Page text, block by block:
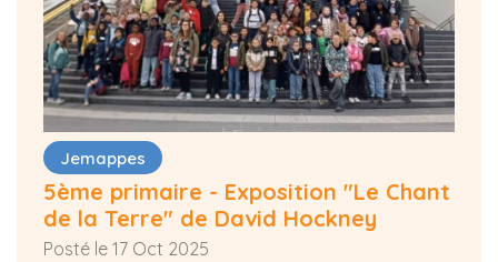
Jemappes
5ème primaire - Exposition "Le Chant
de la Terre" de David Hockney
Posté le 17 Oct 2025